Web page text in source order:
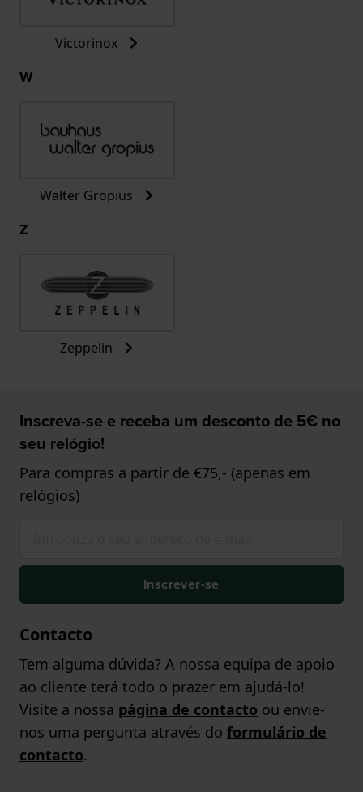
Victorinox
W
Walter Gropius
Z
Zeppelin
Inscreva-se e receba um desconto de 5€ no
seu relógio!
Para compras a partir de €75,- (apenas em
relógios)
Inscrever-se
Contacto
Tem alguma dúvida? A nossa equipa de apoio
ao cliente terá todo o prazer em ajudá-lo!
Visite a nossa página de contacto ou envie-
nos uma pergunta através do formulário de
contacto.